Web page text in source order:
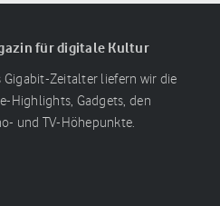
für digitale Kultur
Gigabit-Zeitalter liefern wir die
Highlights, Gadgets, den
und TV-Höhepunkte.